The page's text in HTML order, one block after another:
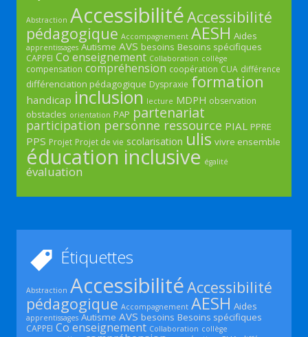
Abstraction AccessibilitéAccessibilité
pédagogique Accompagnement AESH Aides
apprentissages Autisme AVS besoins Besoins spécifiques
CAPPEI Co enseignement Collaboration collège
compensation compréhension coopération CUA différence
différenciation pédagogique Dyspraxie formation
handicap inclusion lecture MDPH observation
obstacles orientation PAP partenariat
participation personne ressource PIAL PPRE
PPS Projet Projet de vie scolarisation ulis vivre ensemble
éducation inclusive égalité
évaluation
Étiquettes
Abstraction AccessibilitéAccessibilité
pédagogique Accompagnement AESH Aides
apprentissages Autisme AVS besoins Besoins spécifiques
CAPPEI Co enseignement Collaboration collège